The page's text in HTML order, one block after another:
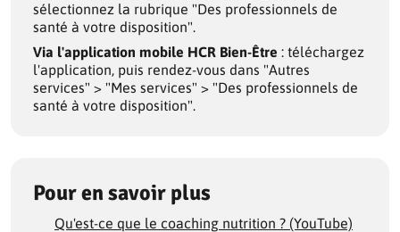
sélectionnez la rubrique "Des professionnels de
santé à votre disposition".
Via l'application mobile HCR Bien-Être : téléchargez
l'application, puis rendez-vous dans "Autres
services" > "Mes services" > "Des professionnels de
santé à votre disposition".
Pour en savoir plus
Qu'est-ce que le coaching nutrition ? (YouTube)